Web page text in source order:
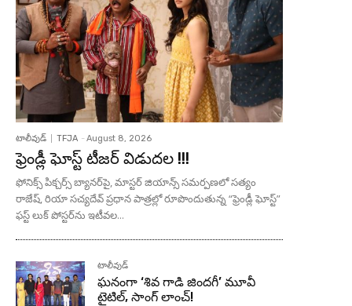
టాలీవుడ్ TFJA - August 8, 2026
ఫ్రెండ్లీ ఘోస్ట్ టీజర్ విడుదల !!!
ఫోనిక్స్ పిక్చర్స్ బ్యానర్‌పై, మాస్టర్ జియాన్స్ సమర్పణలో సత్యం
రాజేష్, రియా సచ్యదేవ్ ప్రధాన పాత్రల్లో రూపొందుతున్న “ఫ్రెండ్లీ ఘోస్ట్”
ఫస్ట్ లుక్ పోస్టర్‌ను ఇటీవల...
టాలీవుడ్
ఘనంగా ‘శివ గాడి జింద‌గీ’ మూవీ
టైటిల్, సాంగ్ లాంచ్!